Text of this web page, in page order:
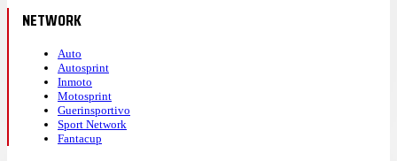
NETWORK
Auto
Autosprint
Inmoto
Motosprint
Guerinsportivo
Sport Network
Fantacup